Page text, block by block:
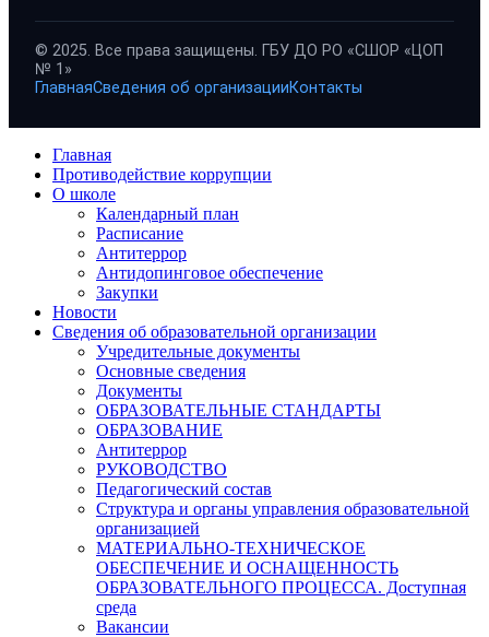
© 2025. Все права защищены. ГБУ ДО РО «СШОР «ЦОП
№ 1»
ГлавнаяСведения об организацииКонтакты
Главная
Противодействие коррупции
О школе
Календарный план
Расписание
Антитеррор
Антидопинговое обеспечение
Закупки
Новости
Сведения об образовательной организации
Учредительные документы
Основные сведения
Документы
ОБРАЗОВАТЕЛЬНЫЕ СТАНДАРТЫ
ОБРАЗОВАНИЕ
Антитеррор
РУКОВОДСТВО
Педагогический состав
Структура и органы управления образовательной
организацией
МАТЕРИАЛЬНО-ТЕХНИЧЕСКОЕ
ОБЕСПЕЧЕНИЕ И ОСНАЩЕННОСТЬ
ОБРАЗОВАТЕЛЬНОГО ПРОЦЕССА. Доступная
среда
Вакансии